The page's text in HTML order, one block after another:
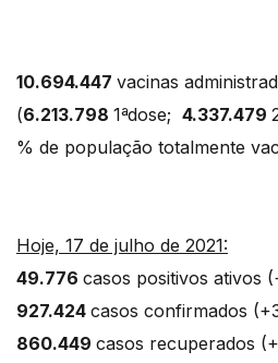
10.694.447 vacinas
(6.213.798 1ªdose; 4.337.479
% de população totalmente
Hoje, 17 de julho de 2021:
49.776 casos positivos
927.424 casos confirmados
860.449 casos recuperados